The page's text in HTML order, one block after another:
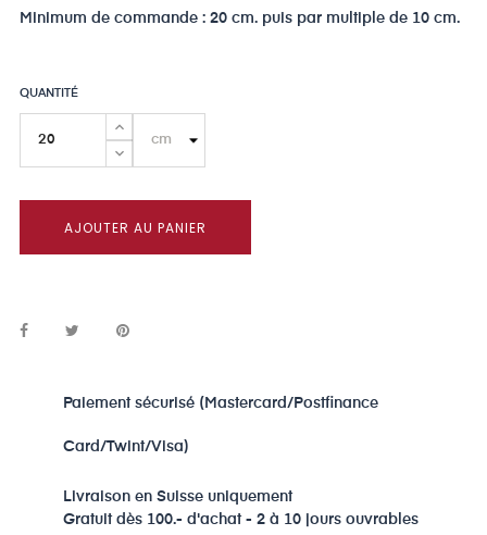
Minimum de commande : 20 cm. puis par multiple de 10 cm.
QUANTITÉ
AJOUTER AU PANIER
Paiement sécurisé (Mastercard/Postfinance
Card/Twint/Visa)
Livraison en Suisse uniquement
Gratuit dès 100.- d'achat - 2 à 10 jours ouvrables